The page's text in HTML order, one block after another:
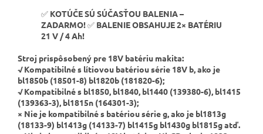
✅ KOTÚČE SÚ SÚČASŤOU BALENIA –
ZADARMO!✅ BALENIE OBSAHUJE 2× BATÉRIU
21 V / 4 Ah!
Stroj prispôsobený pre 18V batériu makita:
√Kompatibilné s lítiovou batériou série 18V b, ako je
bl1850b (18501-8) bl1820b (181820-6);
√Kompatibilné s bl1850, bl1840, bl1440 (139380-6), bl1415
(139363-3), bl1815n (164301-3);
× Nie je kompatibilné s batériou série g, ako je bl1813g
(18133-9) bl1413g (14133-7) bl1415g bl1430g bl1815g atď.